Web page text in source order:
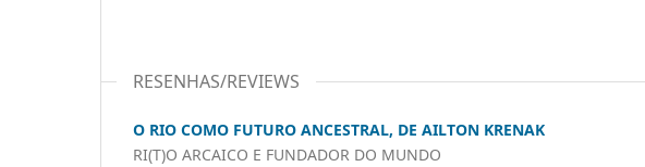
RESENHAS/REVIEWS
O RIO COMO FUTURO ANCESTRAL, DE AILTON KRENAK
RI(T)O ARCAICO E FUNDADOR DO MUNDO